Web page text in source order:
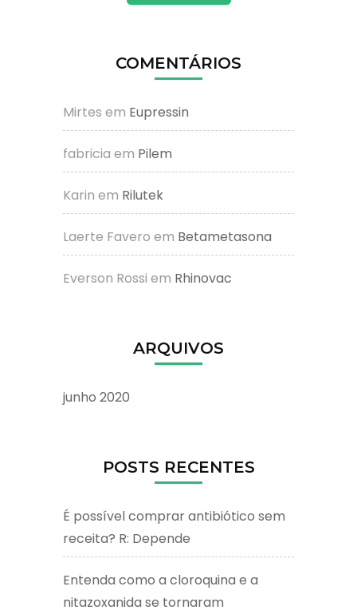
COMENTÁRIOS
Mirtes em Eupressin
fabricia em Pilem
Karin em Rilutek
Laerte Favero em Betametasona
Everson Rossi em Rhinovac
ARQUIVOS
junho 2020
POSTS RECENTES
É possível comprar antibiótico sem
receita? R: Depende
Entenda como a cloroquina e a
nitazoxanida se tornaram